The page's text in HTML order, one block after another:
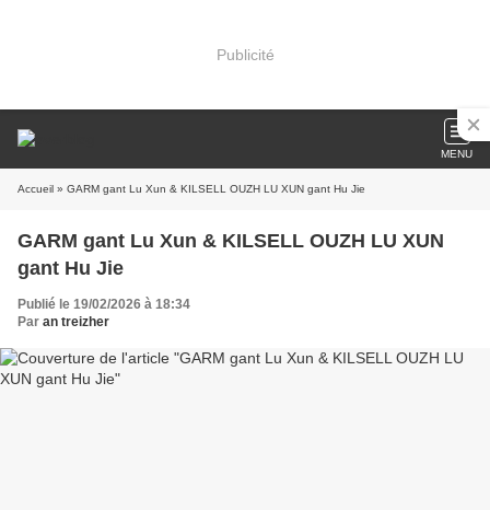
Publicité
MENU
Accueil » GARM gant Lu Xun & KILSELL OUZH LU XUN gant Hu Jie
GARM gant Lu Xun & KILSELL OUZH LU XUN
gant Hu Jie
Publié le 19/02/2026 à 18:34
Par an treizher